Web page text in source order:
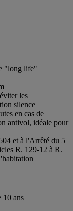
"long life"
les
silence
en cas de
antivol, idéale pour
et à l'Arrêté du 5
R. 129-12 à R.
10 ans